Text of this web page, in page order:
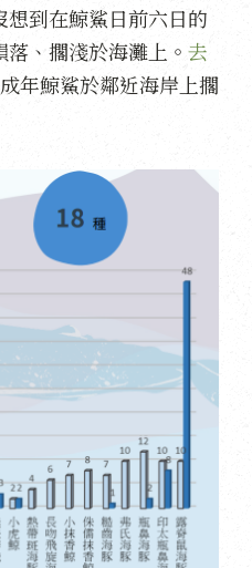
到在鯨鯊日前六日的
、擱淺於海灘上。 去
年鯨鯊於鄰近海岸上擱